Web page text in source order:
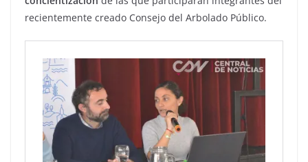
recientemente creado Consejo del Arbolado Público.